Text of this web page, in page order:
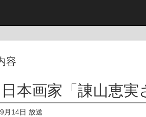
容
本画家「諌山恵実
月14日 放送